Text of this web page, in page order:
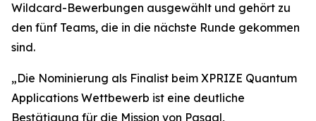
Wildcard-Bewerbungen ausgewählt und gehört zu
den fünf Teams, die in die nächste Runde gekommen
sind.
„Die Nominierung als Finalist beim XPRIZE Quantum
Applications Wettbewerb ist eine deutliche
Bestätigung für die Mission von Pasqal,